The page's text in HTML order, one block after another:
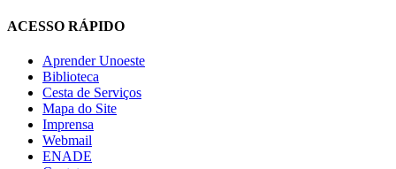
ACESSO RÁPIDO
Aprender Unoeste
Biblioteca
Cesta de Serviços
Mapa do Site
Imprensa
Webmail
ENADE